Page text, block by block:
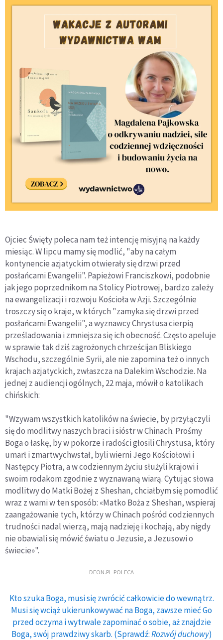
Ojciec Święty poleca nam też intencję misyjną na każdy
miesiąc. W lipcu mamy się modlić, "aby na całym
kontynencie azjatyckim otwierały się drzwi przed
posłańcami Ewangelii". Papieżowi Franciszkowi, podobnie
jak jego poprzednikom na Stolicy Piotrowej, bardzo zależy
na ewangelizacji i rozwoju Kościoła w Azji. Szczególnie
troszczy się o kraje, w których "zamyka się drzwi przed
posłańcami Ewangelii", a wyznawcy Chrystusa cierpią
prześladowania i zmniejsza się ich obecność. Często apeluje
w sprawie tak dziś zagrożonych chrześcijan Bliskiego
Wschodu, szczególnie Syrii, ale nie zapomina też o innych
krajach azjatyckich, zwłaszcza na Dalekim Wschodzie. Na
jednej z audiencji ogólnych, 22 maja, mówił o katolikach
chińskich:
"Wzywam wszystkich katolików na świecie, by przyłączyli
się do modlitwy naszych braci i sióstr w Chinach. Prośmy
Boga o łaskę, by w pokorze i radości głosili Chrystusa, który
umarł i zmartwychwstał, byli wierni Jego Kościołowi i
Następcy Piotra, a w codziennym życiu służyli krajowi i
swoim rodakom zgodnie z wyznawaną wiarą. Cytując słowa
modlitwy do Matki Bożej z Sheshan, chciałbym się pomodlić
wraz z wami w ten sposób: «Matko Boża z Sheshan, wspieraj
zaangażowanie tych, którzy w Chinach pośród codziennych
trudności nadal wierzą, mają nadzieję i kochają, aby nigdy
nie obawiali się mówić światu o Jezusie, a Jezusowi o
świecie»".
DEON.PL POLECA
Kto szuka Boga, musi się zwrócić całkowicie do wewnątrz.
Musi się wciąż ukierunkowywać na Boga, zawsze mieć Go
przed oczyma i wytrwale zapominać o sobie, aż znajdzie
Boga, swój prawdziwy skarb. (Sprawdź:Rozwój duchowy)